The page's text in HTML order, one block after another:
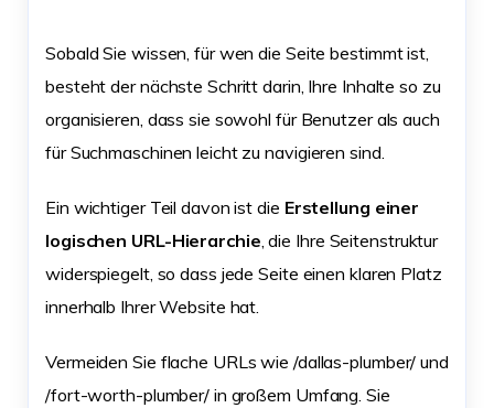
Sobald Sie wissen, für wen die Seite bestimmt ist,
besteht der nächste Schritt darin, Ihre Inhalte so zu
organisieren, dass sie sowohl für Benutzer als auch
für Suchmaschinen leicht zu navigieren sind.
Ein wichtiger Teil davon ist die Erstellung einer
logischen URL-Hierarchie, die Ihre Seitenstruktur
widerspiegelt, so dass jede Seite einen klaren Platz
innerhalb Ihrer Website hat.
Vermeiden Sie flache URLs wie /dallas-plumber/ und
/fort-worth-plumber/ in großem Umfang. Sie